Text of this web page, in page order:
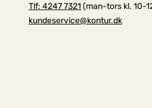
Tlf: 4247 7321 (man-tors kl. 10-
kundeservice@kontur.dk